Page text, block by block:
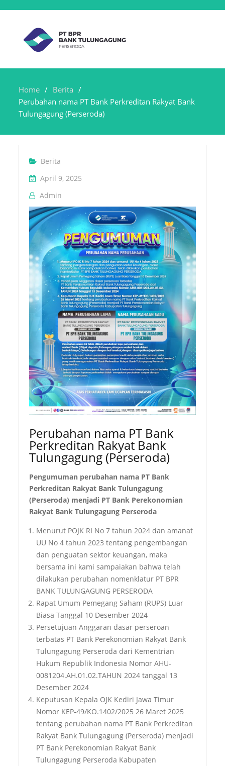
Home
Berita
Perubahan nama PT Bank Perkreditan Rakyat Bank
Tulungagung (Perseroda)
Berita
April 9, 2025
Admin
Perubahan nama PT Bank
Perkreditan Rakyat Bank
Tulungagung (Perseroda)
Pengumuman perubahan nama PT Bank
Perkreditan Rakyat Bank Tulungagung
(Perseroda) menjadi PT Bank Perekonomian
Rakyat Bank Tulungagung Perseroda
Menurut POJK RI No 7 tahun 2024 dan amanat
UU No 4 tahun 2023 tentang pengembangan
dan penguatan sektor keuangan, maka
bersama ini kami sampaiakan bahwa telah
dilakukan perubahan nomenklatur PT BPR
BANK TULUNGAGUNG PERSERODA
Rapat Umum Pemegang Saham (RUPS) Luar
Biasa Tanggal 10 Desember 2024
Persetujuan Anggaran dasar perseroan
terbatas PT Bank Perekonomian Rakyat Bank
Tulungagung Perseroda dari Kementrian
Hukum Republik Indonesia Nomor AHU-
0081204.AH.01.02.TAHUN 2024 tanggal 13
Desember 2024
Keputusan Kepala OJK Kediri Jawa Timur
Nomor KEP-49/KO.1402/2025 26 Maret 2025
tentang perubahan nama PT Bank Perkreditan
Rakyat Bank Tulungagung (Perseroda) menjadi
PT Bank Perekonomian Rakyat Bank
Tulungagung Perseroda Kabupaten